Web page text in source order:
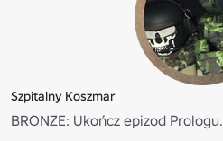
Szpitalny Koszmar
BRONZE: Ukończ epizod Prologu.